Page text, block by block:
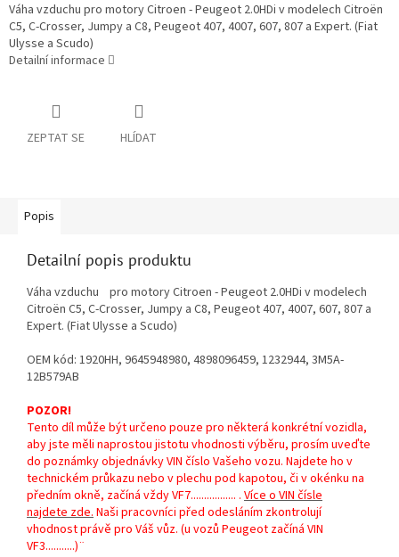
Váha vzduchu pro motory Citroen - Peugeot 2.0HDi v modelech Citroën
C5, C-Crosser, Jumpy a C8, Peugeot 407, 4007, 607, 807 a Expert. (Fiat
Ulysse a Scudo)
Detailní informace
ZEPTAT SE HLÍDAT
Popis
Detailní popis produktu
Váha vzduchu pro motory Citroen - Peugeot 2.0HDi v modelech
Citroën C5, C-Crosser, Jumpy a C8, Peugeot 407, 4007, 607, 807 a
Expert. (Fiat Ulysse a Scudo)
OEM kód: 1920HH, 9645948980, 4898096459, 1232944, 3M5A-
12B579AB
POZOR!
Tento díl může být určeno pouze pro některá konkrétní vozidla,
aby jste měli naprostou jistotu vhodnosti výběru, prosím uveďte
do poznámky objednávky VIN číslo Vašeho vozu. Najdete ho v
technickém průkazu nebo v plechu pod kapotou, či v okénku na
předním okně, začíná vždy VF7................. . Více o VIN čísle
najdete zde.Naši pracovníci před odesláním zkontrolují
vhodnost právě pro Váš vůz. (u vozů Peugeot začíná VIN
VF3...........)¨